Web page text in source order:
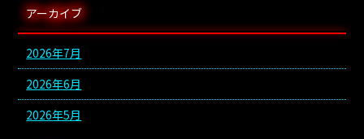
アーカイブ
2026年7月
2026年6月
2026年5月